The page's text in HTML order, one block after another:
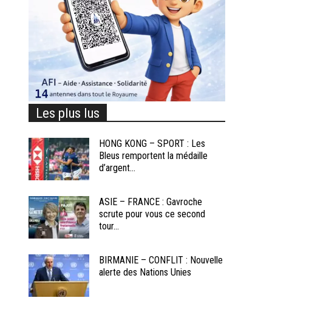
Les plus lus
HONG KONG – SPORT : Les
Bleus remportent la médaille
d’argent...
ASIE – FRANCE : Gavroche
scrute pour vous ce second
tour...
BIRMANIE – CONFLIT : Nouvelle
alerte des Nations Unies